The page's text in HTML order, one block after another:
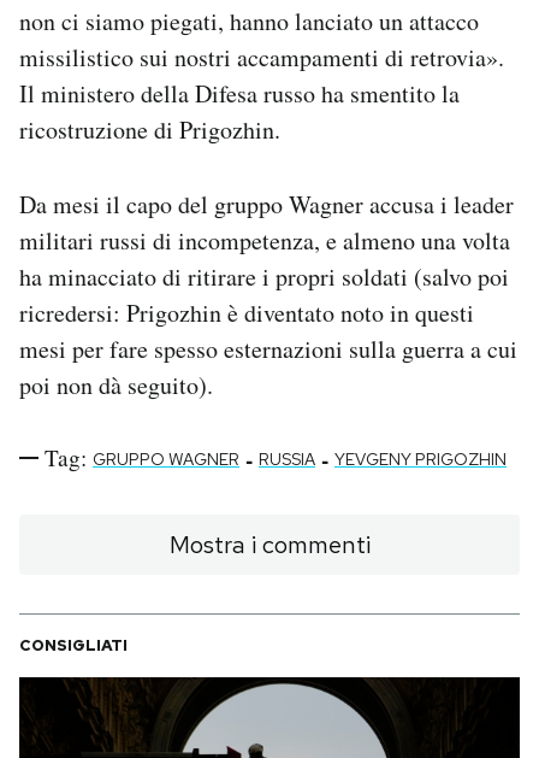
non ci siamo piegati, hanno lanciato un attacco
missilistico sui nostri accampamenti di retrovia».
Il ministero della Difesa russo ha smentito la
ricostruzione di Prigozhin.
Da mesi il capo del gruppo Wagner accusa i leader
militari russi di incompetenza, e almeno una volta
ha minacciato di ritirare i propri soldati (salvo poi
ricredersi: Prigozhin è diventato noto in questi
mesi per fare spesso esternazioni sulla guerra a cui
poi non dà seguito).
Tag: GRUPPO WAGNER - RUSSIA - YEVGENY PRIGOZHIN
Mostra i commenti
CONSIGLIATI